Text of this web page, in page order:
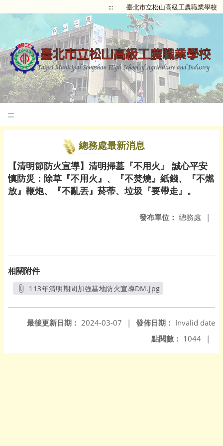
::: 臺北市立松山高級工農職業學校
:::
總務處最新消息
【清明節防火宣導】清明掃墓『不用火』 誠心平安
慎防災：除草『不用火』、『不焚燒』紙錢、『不燃
放』鞭炮、『不亂丟』菸蒂、垃圾『要帶走』。
發布單位： 總務處 |
相關附件
113年清明期間加強墓地防火宣導DM.jpg
發佈日期： Invalid date
最後更新日期： 2024-03-07
|
點閱數： 1044 |